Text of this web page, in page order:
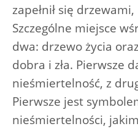
zapełnił się
Szczególne miejsce
dwa: drzewo życia
dobra i zła. Pierwsze
nieśmiertelność, z
Pierwsze jest
nieśmiertelności, jakim